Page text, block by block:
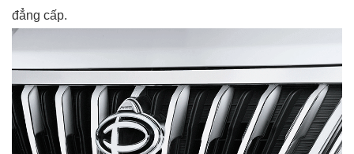
đẳng cấp.